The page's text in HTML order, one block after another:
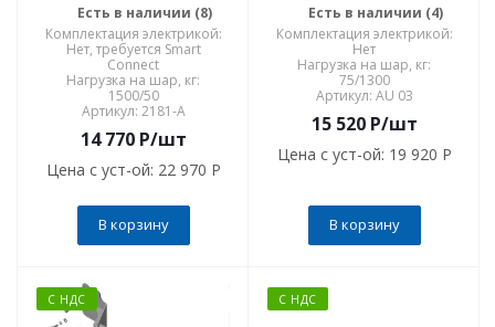
Есть в наличии (8)
Комплектация электрикой:
Нет, требуется Smart
Connect
Нагрузка на шар, кг:
1500/50
Артикул: 2181-A
14 770P/шт
Цена с уст-ой: 22 970 P
В корзину
Есть в наличии (4)
Комплектация электрикой:
Нет
Нагрузка на шар, кг:
75/1300
Артикул: AU 03
15 520P/шт
Цена с уст-ой: 19 920 P
В корзину
С НДС С НДС